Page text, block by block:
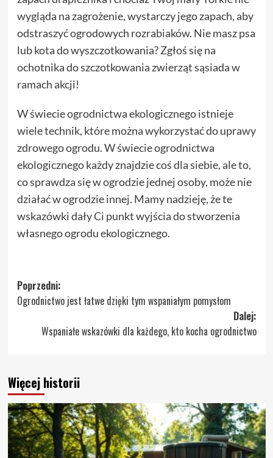
wygląda na zagrożenie, wystarczy jego zapach, aby
odstraszyć ogrodowych rozrabiaków. Nie masz psa
lub kota do wyszczotkowania? Zgłoś się na
ochotnika do szczotkowania zwierząt sąsiada w
ramach akcji!
W świecie ogrodnictwa ekologicznego istnieje
wiele technik, które można wykorzystać do uprawy
zdrowego ogrodu. W świecie ogrodnictwa
ekologicznego każdy znajdzie coś dla siebie, ale to,
co sprawdza się w ogrodzie jednej osoby, może nie
działać w ogrodzie innej. Mamy nadzieję, że te
wskazówki dały Ci punkt wyjścia do stworzenia
własnego ogrodu ekologicznego.
Zobacz
wpisy
Poprzedni:
Ogrodnictwo jest łatwe dzięki tym wspaniałym pomysłom
Dalej:
Wspaniałe wskazówki dla każdego, kto kocha ogrodnictwo
Więcej historii